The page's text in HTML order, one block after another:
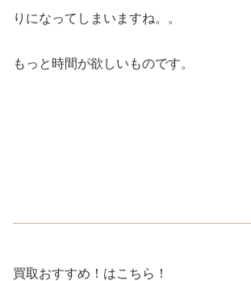
りになってしまいますね。。
もっと時間が欲しいものです。
買取おすすめ！はこちら！